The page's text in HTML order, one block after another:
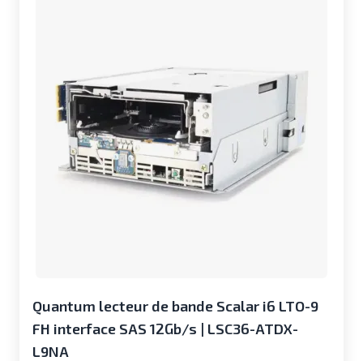
Quantum lecteur de bande Scalar i6 LTO-9
FH interface SAS 12Gb/s | LSC36-ATDX-
L9NA